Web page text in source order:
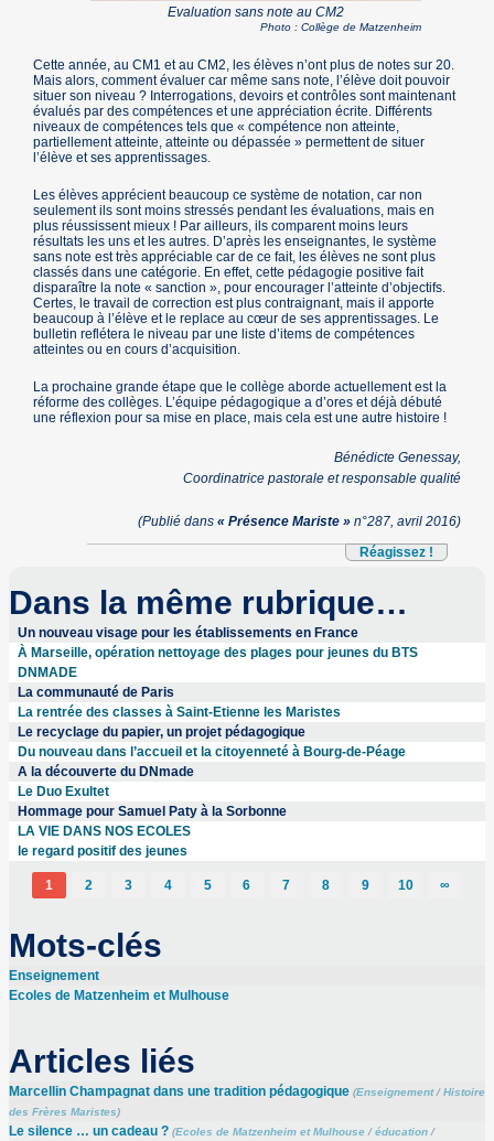
Evaluation sans note au CM2
Photo : Collège de Matzenheim
Cette année, au CM1 et au CM2, les élèves n’ont plus de notes sur 20.
Mais alors, comment évaluer car même sans note, l’élève doit pouvoir
situer son niveau ? Interrogations, devoirs et contrôles sont maintenant
évalués par des compétences et une appréciation écrite. Différents
niveaux de compétences tels que « compétence non atteinte,
partiellement atteinte, atteinte ou dépassée » permettent de situer
l’élève et ses apprentissages.
Les élèves apprécient beaucoup ce système de notation, car non
seulement ils sont moins stressés pendant les évaluations, mais en
plus réussissent mieux ! Par ailleurs, ils comparent moins leurs
résultats les uns et les autres. D’après les enseignantes, le système
sans note est très appréciable car de ce fait, les élèves ne sont plus
classés dans une catégorie. En effet, cette pédagogie positive fait
disparaître la note « sanction », pour encourager l’atteinte d’objectifs.
Certes, le travail de correction est plus contraignant, mais il apporte
beaucoup à l’élève et le replace au cœur de ses apprentissages. Le
bulletin reflétera le niveau par une liste d’items de compétences
atteintes ou en cours d’acquisition.
La prochaine grande étape que le collège aborde actuellement est la
réforme des collèges. L’équipe pédagogique a d’ores et déjà débuté
une réflexion pour sa mise en place, mais cela est une autre histoire !
Bénédicte Genessay,
Coordinatrice pastorale et responsable qualité
(Publié dans « Présence Mariste »n°287, avril 2016)
Réagissez !
Dans la même rubrique…
Un nouveau visage pour les établissements en France
À Marseille, opération nettoyage des plages pour jeunes du BTS
DNMADE
La communauté de Paris
La rentrée des classes à Saint-Etienne les Maristes
Le recyclage du papier, un projet pédagogique
Du nouveau dans l’accueil et la citoyenneté à Bourg-de-Péage
A la découverte du DNmade
Le Duo Exultet
Hommage pour Samuel Paty à la Sorbonne
LA VIE DANS NOS ECOLES
le regard positif des jeunes
1 2 3 4 5 6 7 8 9 10 ∞
Mots-clés
Enseignement
Ecoles de Matzenheim et Mulhouse
Articles liés
Marcellin Champagnat dans une tradition pédagogique (Enseignement/Histoire
des Frères Maristes)
Le silence … un cadeau ? (Ecoles de Matzenheim et Mulhouse/éducation/